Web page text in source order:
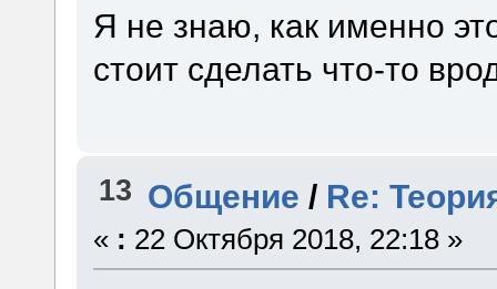
Я не знаю, как именно
стоит сделать что-то
13 Общение / Re:
« : 22 Октября 2018, 22:18 »